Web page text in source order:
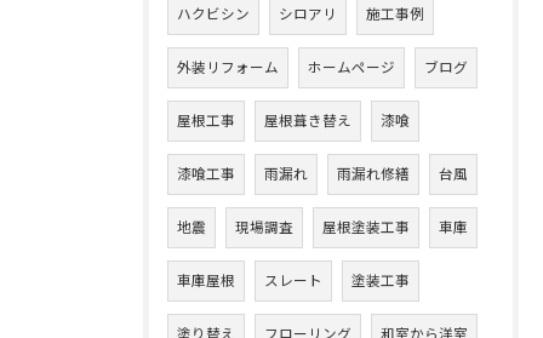
ハクビシン シロアリ 施工事例
外装リフォーム ホームページ ブログ
屋根工事 屋根葺き替え 漆喰
漆喰工事 雨漏れ 雨漏れ修繕 台風
地震 現場調査 屋根塗装工事 車庫
車庫屋根 スレート 塗装工事
塗り替え フローリング 和室から洋室